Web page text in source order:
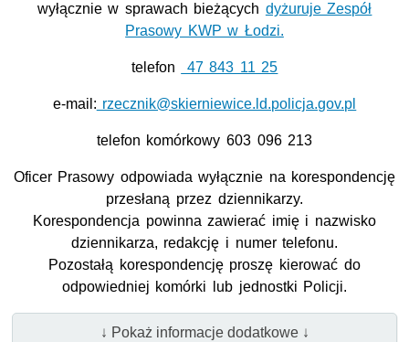
wyłącznie w sprawach bieżących dyżuruje Zespół
Prasowy KWP w Łodzi.
telefon 47 843 11 25
e-mail: rzecznik@skierniewice.ld.policja.gov.pl
telefon komórkowy 603 096 213
Oficer Prasowy odpowiada wyłącznie na korespondencję
przesłaną przez dziennikarzy.
Korespondencja powinna zawierać imię i nazwisko
dziennikarza, redakcję i numer telefonu.
Pozostałą korespondencję proszę kierować do
odpowiedniej komórki lub jednostki Policji.
↓ Pokaż informacje dodatkowe ↓